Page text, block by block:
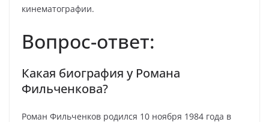
кинематографии.
Вопрос-ответ:
Какая биография у Романа
Фильченкова?
Роман Фильченков родился 10 ноября 1984 года в